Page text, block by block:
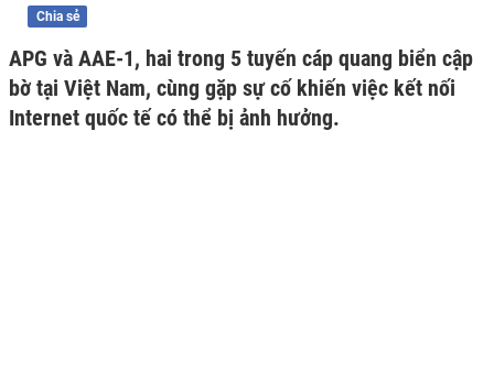
Chia sẻ
APG và AAE-1, hai trong 5 tuyến cáp quang biển cập
bờ tại Việt Nam, cùng gặp sự cố khiến việc kết nối
Internet quốc tế có thể bị ảnh hưởng.